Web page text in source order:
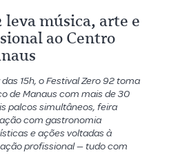
leva música, arte e
ao Centro
15h, o Festival Zero 92 toma
de Manaus com mais de 30
palcos simultâneos, feira
com gastronomia
e ações voltadas à
profissional — tudo com